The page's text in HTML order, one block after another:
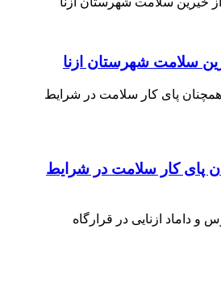
سلامت شهرستان ازنا
پای کار سلامت در شرایط